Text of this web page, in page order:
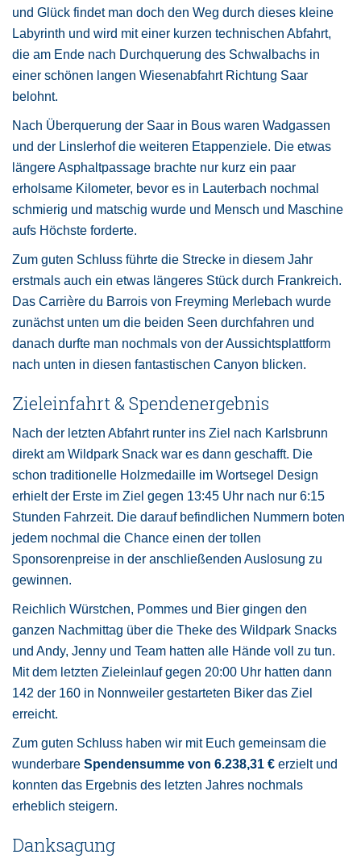
und Glück findet man doch den Weg durch dieses kleine
Labyrinth und wird mit einer kurzen technischen Abfahrt,
die am Ende nach Durchquerung des Schwalbachs in
einer schönen langen Wiesenabfahrt Richtung Saar
belohnt.
Nach Überquerung der Saar in Bous waren Wadgassen
und der Linslerhof die weiteren Etappenziele. Die etwas
längere Asphaltpassage brachte nur kurz ein paar
erholsame Kilometer, bevor es in Lauterbach nochmal
schmierig und matschig wurde und Mensch und Maschine
aufs Höchste forderte.
Zum guten Schluss führte die Strecke in diesem Jahr
erstmals auch ein etwas längeres Stück durch Frankreich.
Das Carrière du Barrois von Freyming Merlebach wurde
zunächst unten um die beiden Seen durchfahren und
danach durfte man nochmals von der Aussichtsplattform
nach unten in diesen fantastischen Canyon blicken.
Zieleinfahrt & Spendenergebnis
Nach der letzten Abfahrt runter ins Ziel nach Karlsbrunn
direkt am Wildpark Snack war es dann geschafft. Die
schon traditionelle Holzmedaille im Wortsegel Design
erhielt der Erste im Ziel gegen 13:45 Uhr nach nur 6:15
Stunden Fahrzeit. Die darauf befindlichen Nummern boten
jedem nochmal die Chance einen der tollen
Sponsorenpreise in der anschließenden Auslosung zu
gewinnen.
Reichlich Würstchen, Pommes und Bier gingen den
ganzen Nachmittag über die Theke des Wildpark Snacks
und Andy, Jenny und Team hatten alle Hände voll zu tun.
Mit dem letzten Zieleinlauf gegen 20:00 Uhr hatten dann
142 der 160 in Nonnweiler gestarteten Biker das Ziel
erreicht.
Zum guten Schluss haben wir mit Euch gemeinsam die
wunderbare Spendensumme von 6.238,31 € erzielt und
konnten das Ergebnis des letzten Jahres nochmals
erheblich steigern.
Danksagung